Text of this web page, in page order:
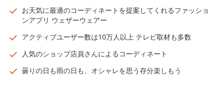
お天気に最適のコーディネートを提案してくれるファッショ
ンアプリ ウェザーウェアー
アクティブユーザー数は10万人以上 テレビ取材も多数
人気のショップ店員さんによるコーディネート
曇りの日も雨の日も、オシャレを思う存分楽しもう